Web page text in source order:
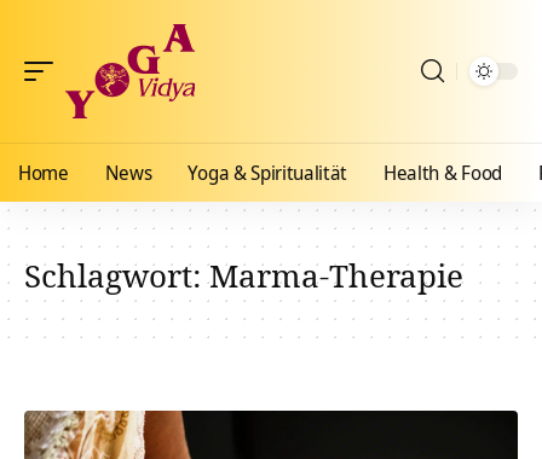
Home News Yoga & Spiritualität Health & Food
Schlagwort:Marma-Therapie